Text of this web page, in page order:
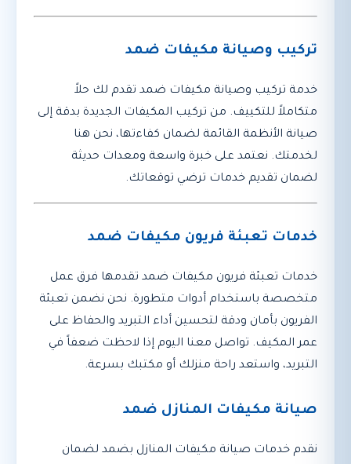
تركيب وصيانة مكيفات ضمد
خدمة تركيب وصيانة مكيفات ضمد تقدم لك حلاً
متكاملاً للتكييف. من تركيب المكيفات الجديدة بدقة إلى
صيانة الأنظمة القائمة لضمان كفاءتها، نحن هنا
لخدمتك. نعتمد على خبرة واسعة ومعدات حديثة
لضمان تقديم خدمات ترضي توقعاتك.
خدمات تعبئة فريون مكيفات ضمد
خدمات تعبئة فريون مكيفات ضمد تقدمها فرق عمل
متخصصة باستخدام أدوات متطورة. نحن نضمن تعبئة
الفريون بأمان ودقة لتحسين أداء التبريد والحفاظ على
عمر المكيف. تواصل معنا اليوم إذا لاحظت ضعفاً في
التبريد، واستعد راحة منزلك أو مكتبك بسرعة.
صيانة مكيفات المنازل ضمد
نقدم خدمات صيانة مكيفات المنازل بضمد لضمان